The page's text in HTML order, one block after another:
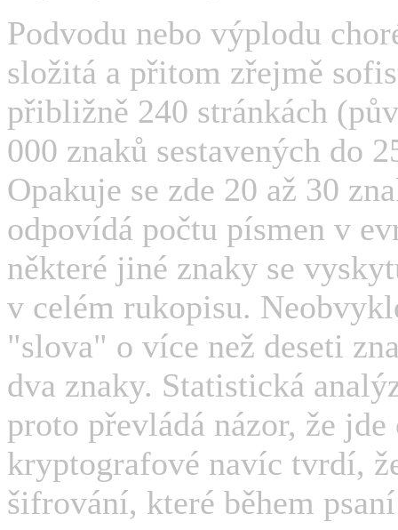
Podvodu nebo výplodu
složitá a přitom zřejmě
přibližně 240 stránkách
000 znaků sestavených do
Opakuje se zde 20 až 30
odpovídá počtu písmen v
některé jiné znaky se
v celém rukopisu.
"slova" o více než deseti
dva znaky. Statistická
proto převládá názor, že
kryptografové navíc tvrdí,
šifrování, které během